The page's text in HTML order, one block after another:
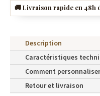
🚚 Livraison rapide en 48h
Description
Caractéristiques
Comment
Retour et livraison